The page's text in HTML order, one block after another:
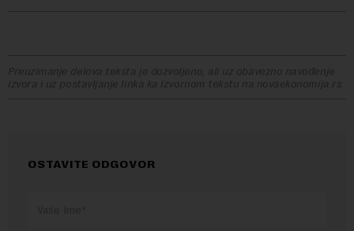
Preuzimanje delova teksta je dozvoljeno, ali uz obavezno navođenje
izvora i uz postavljanje linka ka izvornom tekstu na novaekonomija.rs
OSTAVITE ODGOVOR